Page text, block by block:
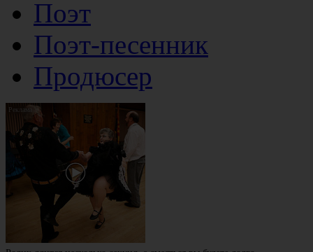
Поэт
Поэт-песенник
Продюсер